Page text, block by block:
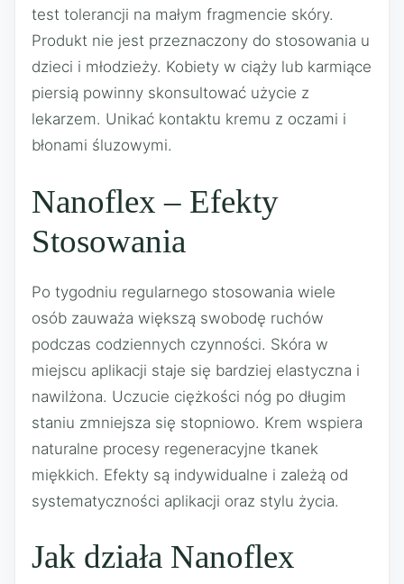
test tolerancji na małym fragmencie skóry.
Produkt nie jest przeznaczony do stosowania u
dzieci i młodzieży. Kobiety w ciąży lub karmiące
piersią powinny skonsultować użycie z
lekarzem. Unikać kontaktu kremu z oczami i
błonami śluzowymi.
Nanoflex – Efekty
Stosowania
Po tygodniu regularnego stosowania wiele
osób zauważa większą swobodę ruchów
podczas codziennych czynności. Skóra w
miejscu aplikacji staje się bardziej elastyczna i
nawilżona. Uczucie ciężkości nóg po długim
staniu zmniejsza się stopniowo. Krem wspiera
naturalne procesy regeneracyjne tkanek
miękkich. Efekty są indywidualne i zależą od
systematyczności aplikacji oraz stylu życia.
Jak działa Nanoflex